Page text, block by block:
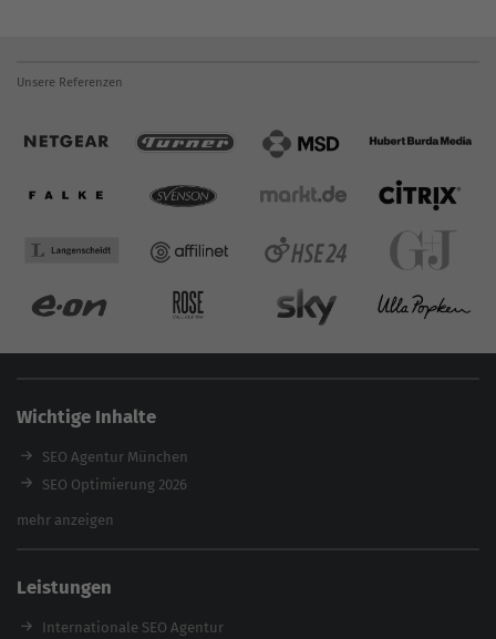
Unsere Referenzen
Wichtige Inhalte
SEO Agentur München
SEO Optimierung 2026
Backlink-Audit 2026
Referenzen
E-Books
mehr anzeigen
Leistungen
Internationale SEO Agentur